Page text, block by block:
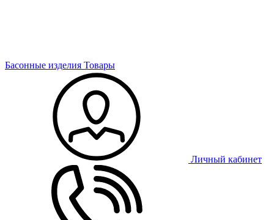
Басонные изделия Товары
Личный кабинет